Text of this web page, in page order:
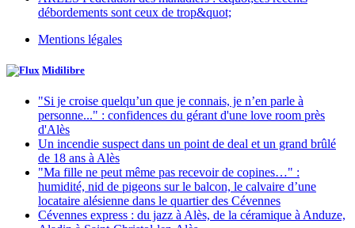
débordements sont ceux de trop&quot;
Mentions légales
Midilibre
"Si je croise quelqu’un que je connais, je n’en parle à
personne..." : confidences du gérant d'une love room près
d'Alès
Un incendie suspect dans un point de deal et un grand brûlé
de 18 ans à Alès
"Ma fille ne peut même pas recevoir de copines…" :
humidité, nid de pigeons sur le balcon, le calvaire d’une
locataire alésienne dans le quartier des Cévennes
Cévennes express : du jazz à Alès, de la céramique à Anduze,